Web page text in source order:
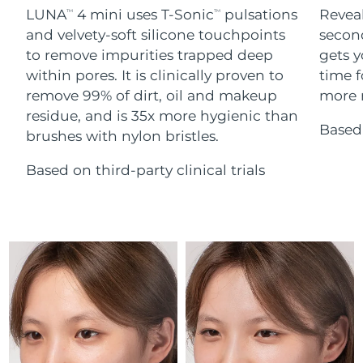
LUNATM 4 mini uses T-SonicTM
pulsations
and velvety-soft silicone touchpoints
to remove impurities trapped deep
within pores. It is clinically proven to
remove 99% of dirt, oil and makeup
residue, and is 35x more hygienic than
brushes with nylon bristles.
Based on third-party clinical trials
gets
time
more
All revitalizing eye massagers
Advanced pore care essentials
Serum
issa™ Teeth Whitening Gel
18% PAP
Kosmetyki Mężczyźni
Kupuj
O NAS
Gibraltar
8/15/26
Grecja
Oczekiwany czas dostawy
8/11/26
SRA Hongkong
(Chiny)
Oczekiwany czas dostawy
Indonezja
Oczekiwany czas dostawy
8/9/26
Irlandia
Oczekiwany czas dostawy
8/11/26
Wyspa Man
Oczekiwany czas dostawy
8/13/26